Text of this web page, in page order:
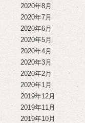
2020年8月
2020年7月
2020年6月
2020年5月
2020年4月
2020年3月
2020年2月
2020年1月
2019年12月
2019年11月
2019年10月